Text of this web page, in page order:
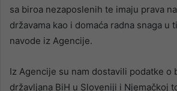
sa biroa nezaposlenih te imaju prava
državama kao i domaća radna snaga u
navode iz Agencije.
Iz Agencije su nam dostavili podatke o
državljana BiH u Sloveniji i Njemačkoj